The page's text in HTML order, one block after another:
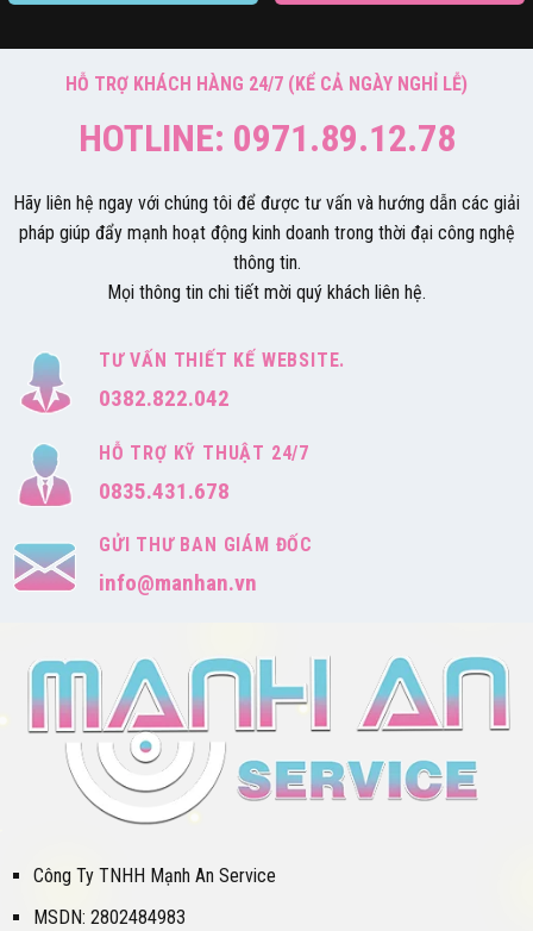
HỖ TRỢ KHÁCH HÀNG 24/7 (KỂ CẢ NGÀY NGHỈ LỄ)
HOTLINE: 0971.89.12.78
Hãy liên hệ ngay với chúng tôi để được tư vấn và hướng dẫn các giải
pháp giúp đẩy mạnh hoạt động kinh doanh trong thời đại công nghệ
thông tin.
Mọi thông tin chi tiết mời quý khách liên hệ.
TƯ VẤN THIẾT KẾ WEBSITE.
0382.822.042
HỖ TRỢ KỸ THUẬT 24/7
0835.431.678
GỬI THƯ BAN GIÁM ĐỐC
info@manhan.vn
Công Ty TNHH Mạnh An Service
MSDN: 2802484983